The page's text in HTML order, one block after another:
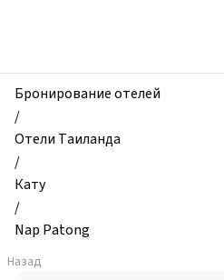
Nap
Patong,
Кату,
Таиланд
Бронирование отелей
/
Отели Таиланда
/
Кату
/
Nap Patong
Назад